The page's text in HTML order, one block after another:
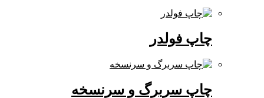
چاپ فولدر
چاپ سربرگ و سرنسخه